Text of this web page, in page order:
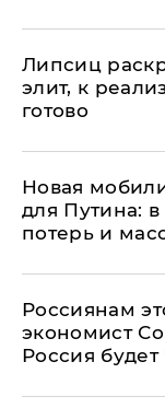
Липсиц
элит, к
готово
​Новая
для Путина:
потерь и
Россиянам
экономист
Россия